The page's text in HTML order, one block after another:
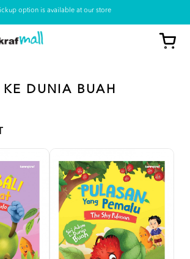
option is available at our store
DUNIA BUAH